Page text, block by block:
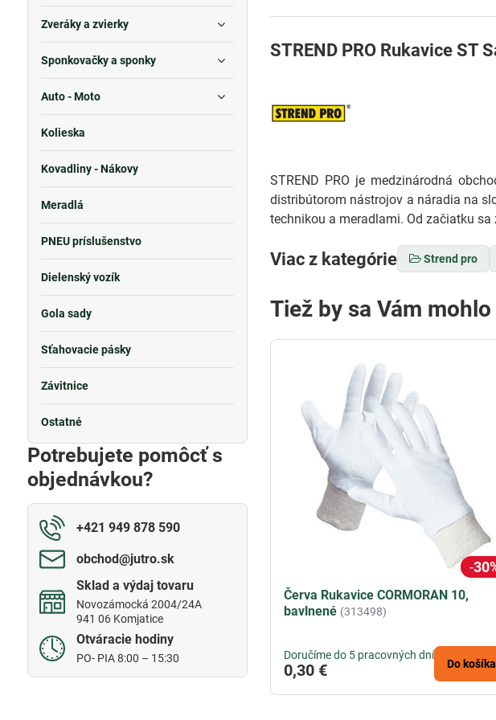
STREND PRO Rukavice ST
STREND PRO je medzinárodná
distribútorom nástrojov a náradia na
technikou a meradlami. Od začiatku
Viac z kategórie Strend pro
Tiež by sa Vám
Červa Rukavice CORMORAN 10,
bavlnené (313498)
Doručíme do 5 pracovných dní
0,30 € Do košíka
Zveráky a zvierky
Sponkovačky a sponky
Auto - Moto
Kolieska
Kovadliny - Nákovy
Meradlá
PNEU príslušenstvo
Dielenský vozík
Gola sady
Sťahovacie pásky
Závitnice
Ostatné
Potrebujete pomôcť s
objednávkou?
+421 949 878 590
obchod​@jutro​.sk
Sklad a výdaj tovaru
Novozámocká 2004/24A
941 06 Komjatice
Otváracie hodiny
PO- PIA 8:00 – 15:30